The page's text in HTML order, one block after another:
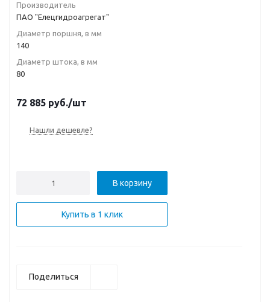
Производитель
ПАО "Елецгидроагрегат"
Диаметр поршня, в мм
140
Диаметр штока, в мм
80
72 885 руб./шт
Нашли дешевле?
В корзину
Купить в 1 клик
Поделиться